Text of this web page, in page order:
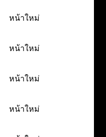
หน้าใหม่
หน้าใหม่
หน้าใหม่
หน้าใหม่